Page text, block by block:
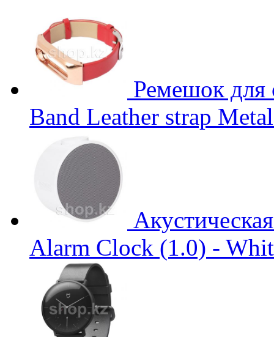
Ремешок для
Band Leather strap
Alarm Clock (1.0) -